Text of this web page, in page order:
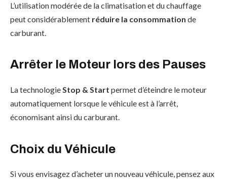
L’utilisation modérée de la climatisation et du chauffage
peut considérablement réduire la consommation de
carburant.
Arrêter le Moteur lors des Pauses
La technologieStop & Start permet d’éteindre le moteur
automatiquement lorsque le véhicule est à l’arrêt,
économisant ainsi du carburant.
Choix du Véhicule
Si vous envisagez d’acheter un nouveau véhicule, pensez aux